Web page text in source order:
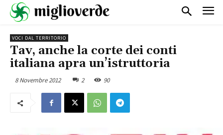
VOCI DAL TERRITORIO
Tav, anche la corte dei conti
italiana apra un’istruttoria
8 Novembre 2012 2 90